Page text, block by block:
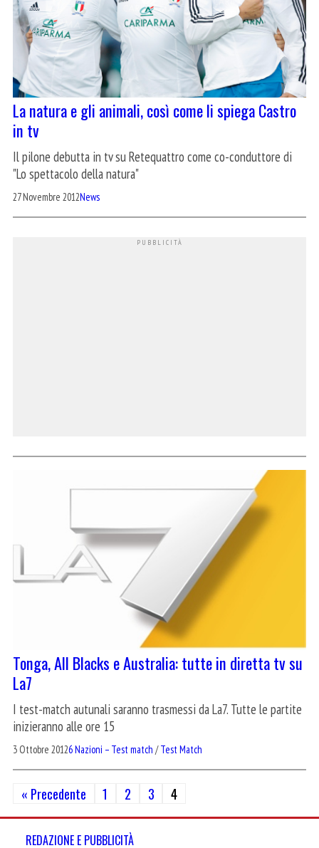
La natura e gli animali, così come li spiega Castro
in tv
Il pilone debutta in tv su Retequattro come co-conduttore di
"Lo spettacolo della natura"
27 Novembre 2012News
Tonga, All Blacks e Australia: tutte in diretta tv su
La7
I test-match autunali saranno trasmessi da La7. Tutte le partite
inizieranno alle ore 15
3 Ottobre 20126 Nazioni – Test match /Test Match
Paginazione
degli
« Precedente 1 2 3 4
REDAZIONE E PUBBLICITÀ